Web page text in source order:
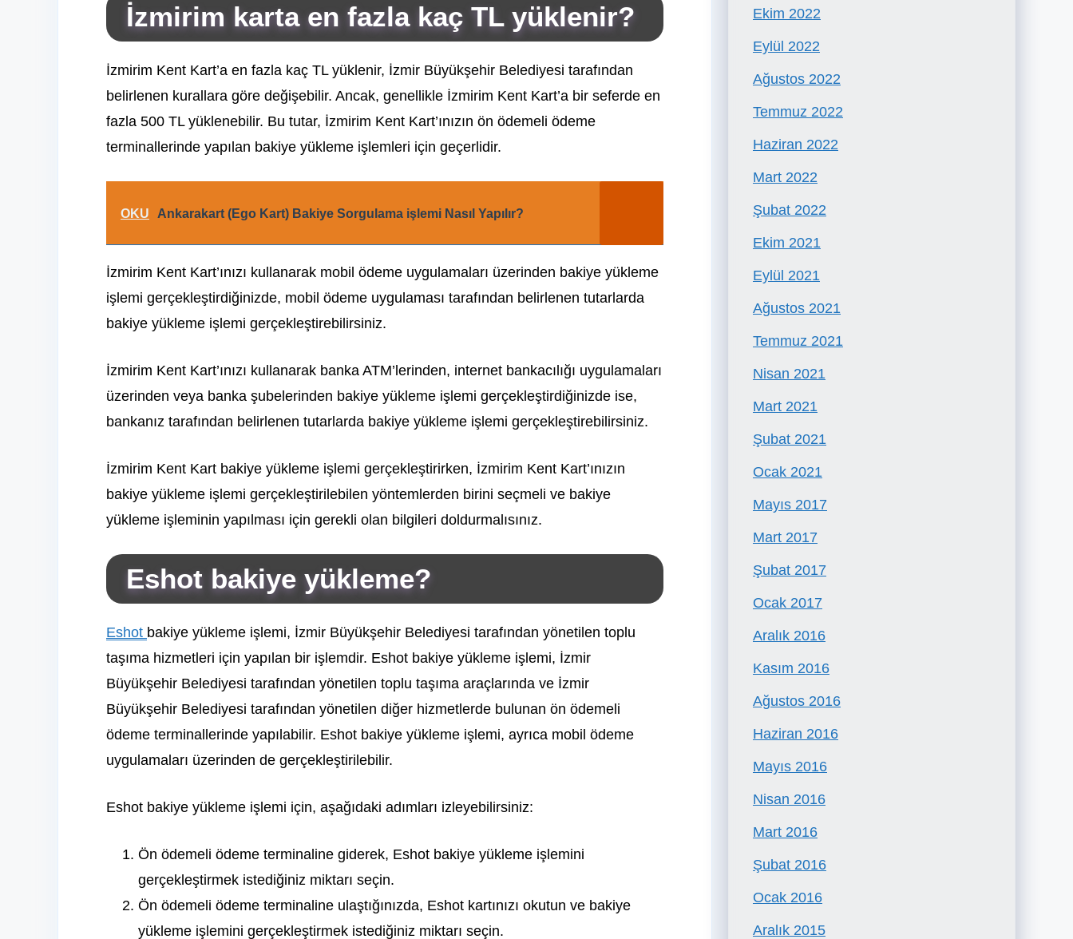
İzmirim karta en fazla kaç TL yüklenir?
İzmirim Kent Kart’a en fazla kaç TL yüklenir, İzmir Büyükşehir Belediyesi tarafından
belirlenen kurallara göre değişebilir. Ancak, genellikle İzmirim Kent Kart’a bir seferde en
fazla 500 TL yüklenebilir. Bu tutar, İzmirim Kent Kart’ınızın ön ödemeli ödeme
terminallerinde yapılan bakiye yükleme işlemleri için geçerlidir.
OKU Ankarakart (Ego Kart) Bakiye Sorgulama işlemi Nasıl Yapılır?
İzmirim Kent Kart’ınızı kullanarak mobil ödeme uygulamaları üzerinden bakiye yükleme
işlemi gerçekleştirdiğinizde, mobil ödeme uygulaması tarafından belirlenen tutarlarda
bakiye yükleme işlemi gerçekleştirebilirsiniz.
İzmirim Kent Kart’ınızı kullanarak banka ATM’lerinden, internet bankacılığı uygulamaları
üzerinden veya banka şubelerinden bakiye yükleme işlemi gerçekleştirdiğinizde ise,
bankanız tarafından belirlenen tutarlarda bakiye yükleme işlemi gerçekleştirebilirsiniz.
İzmirim Kent Kart bakiye yükleme işlemi gerçekleştirirken, İzmirim Kent Kart’ınızın
bakiye yükleme işlemi gerçekleştirilebilen yöntemlerden birini seçmeli ve bakiye
yükleme işleminin yapılması için gerekli olan bilgileri doldurmalısınız.
Eshot bakiye yükleme?
Eshot bakiye yükleme işlemi, İzmir Büyükşehir Belediyesi tarafından yönetilen toplu
taşıma hizmetleri için yapılan bir işlemdir. Eshot bakiye yükleme işlemi, İzmir
Büyükşehir Belediyesi tarafından yönetilen toplu taşıma araçlarında ve İzmir
Büyükşehir Belediyesi tarafından yönetilen diğer hizmetlerde bulunan ön ödemeli
ödeme terminallerinde yapılabilir. Eshot bakiye yükleme işlemi, ayrıca mobil ödeme
uygulamaları üzerinden de gerçekleştirilebilir.
Eshot bakiye yükleme işlemi için, aşağıdaki adımları izleyebilirsiniz:
Ön ödemeli ödeme terminaline giderek, Eshot bakiye yükleme işlemini
gerçekleştirmek istediğiniz miktarı seçin.
Ön ödemeli ödeme terminaline ulaştığınızda, Eshot kartınızı okutun ve bakiye
yükleme işlemini gerçekleştirmek istediğiniz miktarı seçin.
Ekim 2022
Eylül 2022
Ağustos 2022
Temmuz 2022
Haziran 2022
Mart 2022
Şubat 2022
Ekim 2021
Eylül 2021
Ağustos 2021
Temmuz 2021
Nisan 2021
Mart 2021
Şubat 2021
Ocak 2021
Mayıs 2017
Mart 2017
Şubat 2017
Ocak 2017
Aralık 2016
Kasım 2016
Ağustos 2016
Haziran 2016
Mayıs 2016
Nisan 2016
Mart 2016
Şubat 2016
Ocak 2016
Aralık 2015